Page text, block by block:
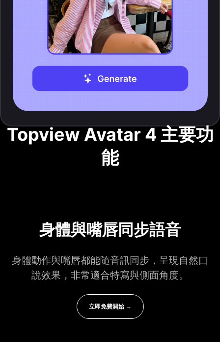
Topview Avatar 4 主要功
能
身體與嘴唇同步語音
身體動作與嘴唇都能隨音訊同步，呈現自然口
說效果，非常適合特寫與側面角度。
立即免費開始 →